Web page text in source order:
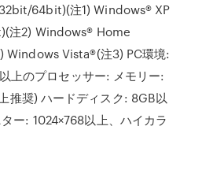
64bit)(注1) Windows® XP
注2) Windows® Home
Vista®(注3) PC環境:
上のプロセッサー: メモリー:
推奨) ハードディスク: 8GB以
ー: 1024×768以上、ハイカラ